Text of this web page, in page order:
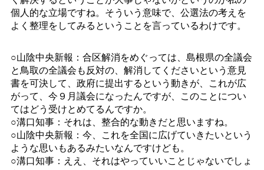
個人的な立場ですね。そういう意味で、公選法の考えを
よく整理をしてみるということを言っているわけです。
○山陰中央新報：合区解消をめぐっては、島根県の全議会
と鳥取の全議会も反対の、解消してくださいという意見
書を可決して、政府に提出するという動きが、これが広
がって、今９月議会になったんですが、このことについ
てはどう受けとめてるんですか。
○溝口知事：それは、整合的な動きだと思いますね。
○山陰中央新報：今、これを全国に広げていきたいという
ような思いもあるみたいなんですけども。
○溝口知事：ええ、それはやっていいことじゃないでしょ